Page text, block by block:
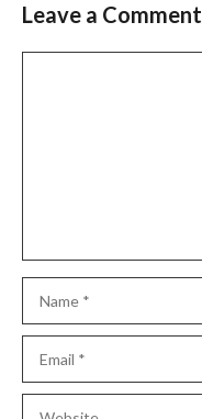
Leave a Comment